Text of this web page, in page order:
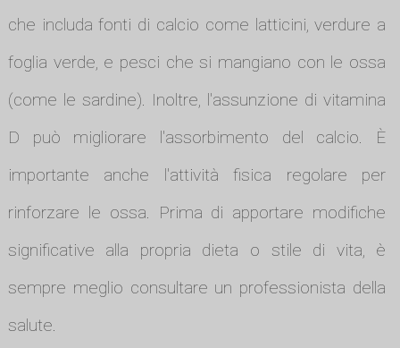
che includa fonti di calcio come latticini, verdure a
foglia verde, e pesci che si mangiano con le ossa
(come le sardine). Inoltre, l'assunzione di vitamina
D può migliorare l'assorbimento del calcio. È
importante anche l'attività fisica regolare per
rinforzare le ossa. Prima di apportare modifiche
significative alla propria dieta o stile di vita, è
sempre meglio consultare un professionista della
salute.